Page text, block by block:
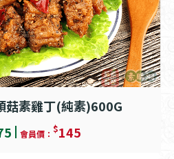
菇素雞丁(純素)600G
會員價： $145